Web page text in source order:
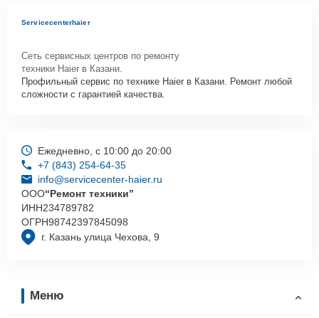
Servicecenterhaier
Сеть сервисных центров по ремонту
техники Haier в Казани.
Профильный сервис по технике Haier в Казани. Ремонт любой
сложности с гарантией качества.
г. Казань улица Чехова, 9
Ежедневно, с 10:00 до 20:00
+7 (843) 254-64-35
info@servicecenter-haier.ru
ООО“Ремонт техники”
ИНН234789782
ОГРН98742397845098
Меню